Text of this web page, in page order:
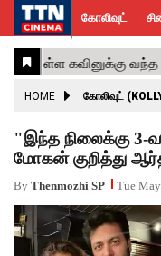
கோலிவுட்
சின்னத்திரை
பாலிவுட்
ஹாலிவுட்
அக்கம்
பக்கம்
ஸ்பெஷல்
ஸ்டோரீஸ்
விமர்சனம்
GALLERY
ACTRESS
ACTORS
MOVIESTILLS
EVENTS
VIDEOS
What’s
Hot
Trending
News
கோலிவுட்
HOME கோலிவுட்
"இந்த நிலைக்கு 3-
மோகன் குறித்து
By Thenmozhi SP Tue